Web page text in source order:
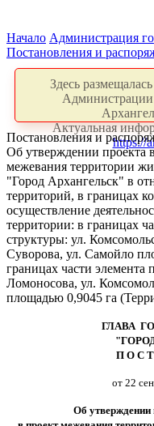
Начало Администрация
Постановления и
Здесь
Администрации
Актуальная
https://
Постановления и
Об утверждении проекта
межевания территории
"Город Архангельск" в
территорий, в границах
осуществление
территории: в границах
структуры: ул.
Суворова, ул. Самойло
границах части элемента
Ломоносова, ул.
площадью 0,9045 га
ГЛАВА
П О С
от 22
Об утверждении